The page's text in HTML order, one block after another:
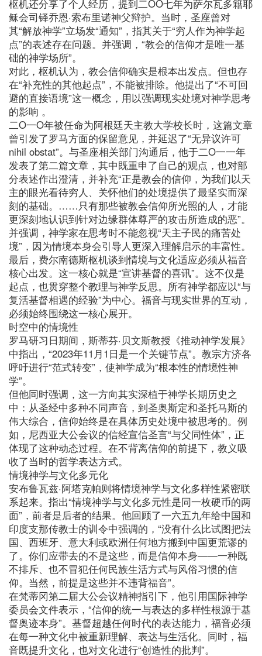
枢机还分享了个人经历，提到二OO七年为萨尔瓦多籍耶
稣会司铎乔恩·索布里诺神父辩护。当时，圣座曾对
其“解放神学”立场发“通知”，指其关于“穷人作为神学起
点”的表述存在问题。并强调，“教会的信仰才是唯一基
础的神学场所”。
对此，枢机认为，教会信仰确实是根本出发点。但也存
在“补充性的其他起点”，不能被排除。他提出了“不可回
避的直接语境”这一概念，用以强调现实处境对神学思考
的影响 。
二O一O年被任命为阿根廷天主教大学校长时，这篇文章
曾引发了罗马方面的保留意见，并延迟了“无异议许可
nihil obstat”。与圣座相关部门沟通后，他于二O一一年
发表了第二篇文章，其中既重申了自己的观点，也对部
分表述作出澄清，并补充“正是教会的信仰，为我们以天
主的眼光看待穷人、关怀他们的处境提供了最坚实而深
刻的基础。……只有那些被教会信仰所光照的人，才能
更深刻地认识到针对边缘群体尊严的攻击所造成的恶”。
并强调，神学家在思考时不能忽视“天主子民的痛苦处
境”，因为情境本身会引导人更深入理解启示的丰富性。
最后，费尔南德斯枢机谈到情境与文化适应必须从福音
核心出发。这一核心就是“宣讲基督的喜讯”。这不仅是
起点，也贯穿整个教理与神学反思。所有神学都应以“与
复活基督相遇的经验”为中心。福音与现实世界的互动，
必须始终围绕这一核心展开。
时空中的情境性
罗马研习日期间，斯蒂芬·贝文斯教授《推动神学发展》
中指出，“2023年11月1日是一个关键节点”。教宗方济各
呼吁进行“范式转变”，使神学成为“根本性的情境性神
学”。
但他同时强调，这一方向其实深植于神学长期历史之
中：从圣经中多种不同声音，到圣奥斯定和圣托马斯的
伟大综合，信仰始终是在具体历史处境中被思考的。例
如，尼西亚大公会议的信经宣信圣言“与父同性体”，正
体现了这种动态过程。在不背离信仰的前提下，教义吸
收了当时的哲学表达方式。
情境神学与文化多元化
安布鲁瓦兹·阿塔克帕则将情境神学与文化多样性紧密联
系起来。指出“情境神学与文化多元性是同一枚硬币的两
面”，前者是后者的结果。他回顾了一六五九年给中国和
印度支那传教士的训令中强调的，“没有什么比试图把法
国、西班牙、意大利或欧洲任何地方搬到中国更荒谬的
了。你们应带去的不是这些，而是信仰本身——一种既
不排斥、也不冒犯任何民族生活方式与风俗习惯的信
仰。当然，前提是这些并不违背福音”。
在梵蒂冈第二届大公会议精神指引下，他引用国际神学
委员会文件表示，“信仰的统一与表达的多样性根源于基
督奥迹本身”。基督超越任何时代的表达能力，福音必须
在每一种文化中被重新理解、表达与生活化。同时，福
音既提升文化，也对文化进行“创造性的批判”。